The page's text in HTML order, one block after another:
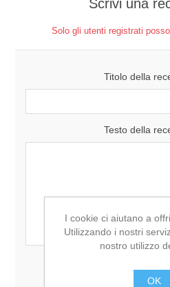
Scrivi una
Solo gli utenti registrati
Titolo della
Testo della
I cookie ci aiutano a
Utilizzando i nostri
nostro utilizzo
OK